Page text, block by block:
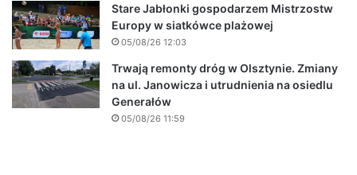
Stare Jabłonki gospodarzem Mistrzostw
Europy w siatkówce plażowej
05/08/26 12:03
Trwają remonty dróg w Olsztynie. Zmiany
na ul. Janowicza i utrudnienia na osiedlu
Generałów
05/08/26 11:59